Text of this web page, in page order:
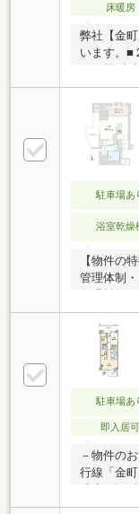
床暖房
弊社【金
います。■
町」駅 徒
ト飼育可
クシステ
好■ 宅配
式床暖房
換気乾燥
スあり■
学・詳細
ン別部屋
駐車場あ
浴室乾燥
【物件の
管理体制
(細則有)・
ーション
交換・ユ
トイレ交
リーニン
らでも安心・安
365日対応で安心で
駐車場あ
即入居可
－物件の
行線「金
徒歩8分▼
様の